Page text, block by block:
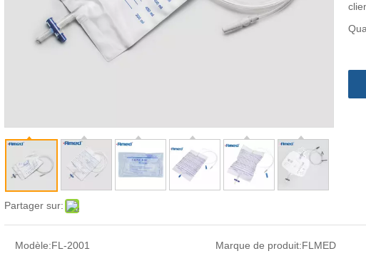
Partager sur:
Modèle:FL-2001 Marque de produit:FLMED